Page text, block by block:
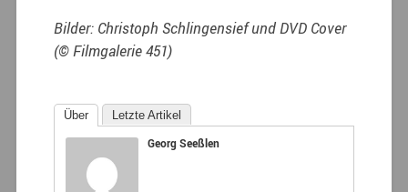
Bilder: Christoph Schlingensief und DVD Cover
(© Filmgalerie 451)
Über Letzte Artikel
Georg Seeßlen